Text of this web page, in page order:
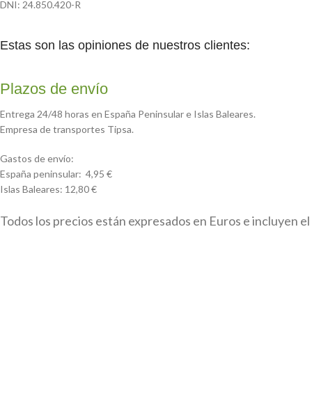
DNI: 24.850.420-R
Estas son las opiniones de nuestros clientes:
Plazos de envío
Entrega 24/48 horas en España Peninsular e Islas Baleares.
Empresa de transportes Tipsa.
Gastos de envío:
España peninsular: 4,95 €
Islas Baleares: 12,80 €
Todos los precios están expresados en Euros e incluyen el